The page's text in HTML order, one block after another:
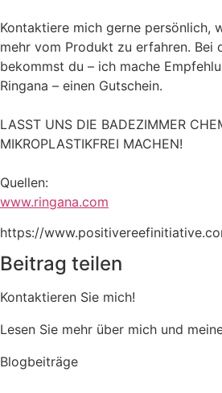
Kontaktiere mich gerne persönlich,
mehr vom Produkt zu erfahren. Bei
bekommst du – ich mache
Ringana – einen Gutschein.
LASST UNS DIE BADEZIMMER
MIKROPLASTIKFREI MACHEN!
Quellen:
www.ringana.com
https://
Beitrag teilen
Kontaktieren Sie mich!
Lesen Sie mehr über mich und
Blogbeiträge